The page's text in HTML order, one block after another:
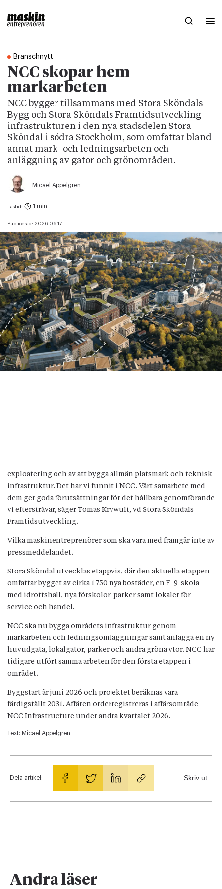
Branschnytt
NCC skopar hem
markarbeten
NCC bygger tillsammans med Stora Sköndals
Bygg och Stora Sköndals Framtidsutveckling
infrastrukturen i den nya stadsdelen Stora
Sköndal i södra Stockholm, som omfattar bland
annat mark- och ledningsarbeten och
anläggning av gator och grönområden.
Micael Appelgren
Publicerad: 2026-06-17
Lästid: 1 min
exploatering och av att bygga allmän platsmark och teknisk
infrastruktur. Det har vi funnit i NCC. Vårt samarbete med
dem ger goda förutsättningar för det hållbara genomförande
vi eftersträvar, säger Tomas Krywult, vd Stora Sköndals
Framtidsutveckling.
Vilka maskinentreprenörer som ska vara med framgår inte av
pressmeddelandet.
Stora Sköndal utvecklas etappvis, där den aktuella etappen
omfattar bygget av cirka 1 750 nya bostäder, en F–9-skola
med idrottshall, nya förskolor, parker samt lokaler för
service och handel.
NCC ska nu bygga områdets infrastruktur genom
markarbeten och ledningsomläggningar samt anlägga en ny
huvudgata, lokalgator, parker och andra gröna ytor. NCC har
tidigare utfört samma arbeten för den första etappen i
området.
Byggstart är juni 2026 och projektet beräknas vara
färdigställt 2031. Affären orderregistreras i affärsområde
NCC Infrastructure under andra kvartalet 2026.
Text: Micael Appelgren
Dela artikel: Skriv ut
Andra läser